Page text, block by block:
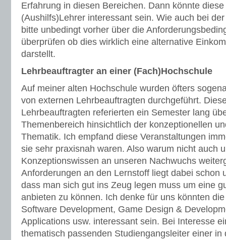
Erfahrung in diesen Bereichen. Dann könnte
(Aushilfs)Lehrer interessant sein. Wie auch bei
bitte unbedingt vorher über die
überprüfen ob dies wirklich eine alternative
darstellt.
Lehrbeauftragter an einer (Fach)Hochschule
Auf meiner alten Hochschule wurden öfters
von externen Lehrbeauftragten durchgeführt.
Lehrbeauftragten referierten ein Semester lang
Themenbereich hinsichtlich der konzeptionellen
Thematik. Ich empfand diese Veranstaltungen
sie sehr praxisnah waren. Also warum nicht auch
Konzeptionswissen an unseren Nachwuchs
Anforderungen an den Lernstoff liegt dabei schon
dass man sich gut ins Zeug legen muss um eine
anbieten zu können. Ich denke für uns könnten
Software Development, Game Design &
Applications usw. interessant sein. Bei Interesse
thematisch passenden Studiengangsleiter einer in